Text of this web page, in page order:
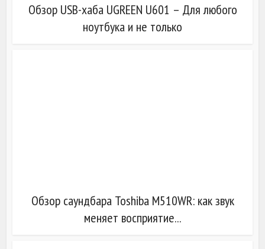
Обзор USB-хаба UGREEN U601 – Для любого
ноутбука и не только
Обзор саундбара Toshiba M510WR: как звук
меняет восприятие...